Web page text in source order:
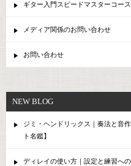
ギター入門スピードマスターコース
メディア関係のお問い合わせ
お問い合わせ
NEW BLOG
ジミ・ヘンドリックス｜奏法と音
ト名鑑】
ディレイの使い方｜設定と練習へ